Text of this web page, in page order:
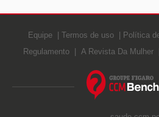
Equipe Termos de uso Política
Regulamento
A Revista Da Mulher